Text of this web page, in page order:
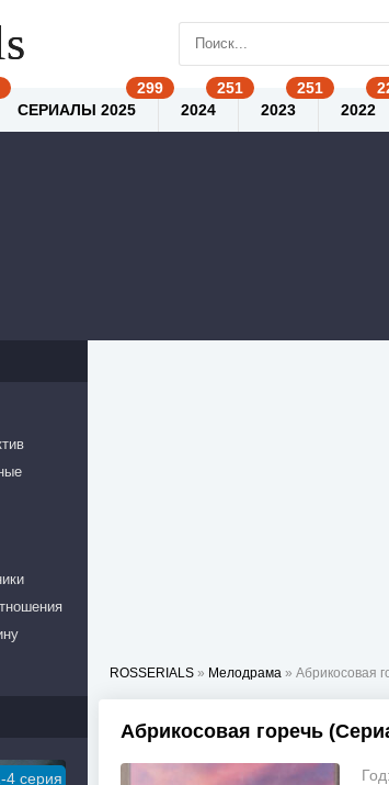
ROSSERIALS » Мелодрама » Абрикосовая
Абрикосовая горечь
Год:
4 серия
СЕРИАЛЫ 2025 2024 2023 2022